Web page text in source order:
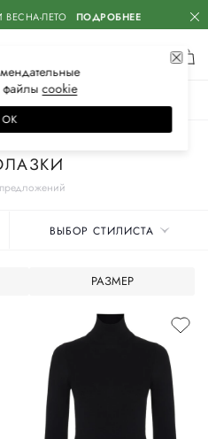
ВЕСНА-ЛЕТО ПОДРОБНЕЕ
ВЫБОР СТИЛИСТА
РАЗМЕР
файлысооkiе
ОК